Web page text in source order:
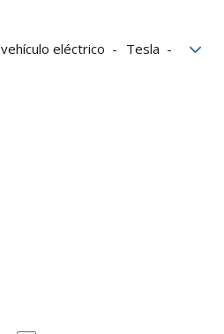
vehículo eléctrico
Tesla